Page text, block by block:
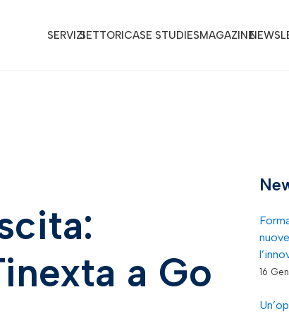
SERVIZISETTORICASE STUDIESMAGAZINE
a Go
16